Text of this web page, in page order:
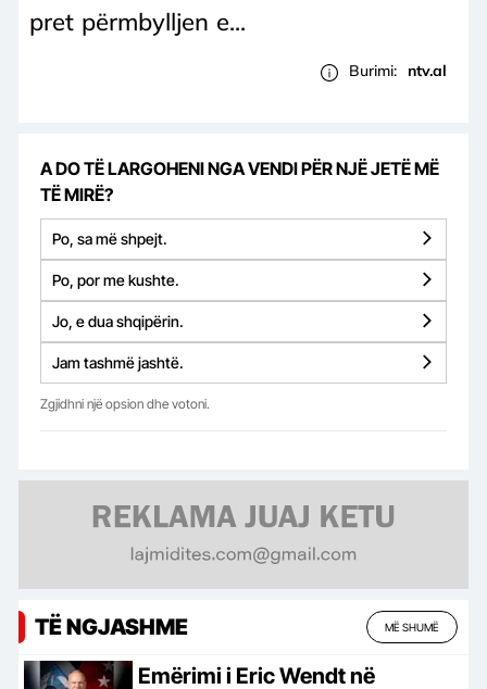
pret përmbylljen e...
Burimi: ntv.al
A DO TË LARGOHENI NGA VENDI PËR NJË JETË MË
TË MIRË?
Po, sa më shpejt.
Po, por me kushte.
Jo, e dua shqipërin.
Jam tashmë jashtë.
Zgjidhni një opsion dhe votoni.
TË NGJASHME MË SHUMË
Emërimi i Eric Wendt në